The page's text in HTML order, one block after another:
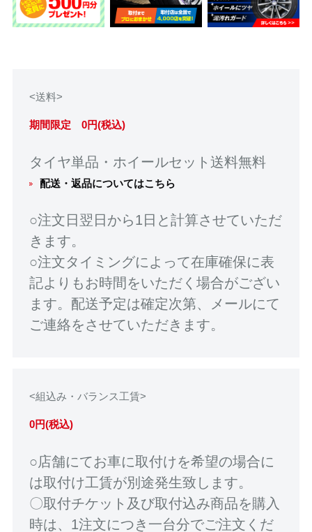
<送料>
期間限定 0円(税込)
タイヤ単品・ホイールセット送料無料
配送・返品についてはこちら
○注文日翌日から1日と計算させていただ
きます。
○注文タイミングによって在庫確保に表
記よりもお時間をいただく場合がござい
ます。配送予定は確定次第、メールにて
ご連絡をさせていただきます。
<組込み・バランス工賃>
0円(税込)
○店舗にてお車に取付けを希望の場合に
は取付け工賃が別途発生致します。
〇取付チケット及び取付込み商品を購入
時は、1注文につき一台分でご注文くだ